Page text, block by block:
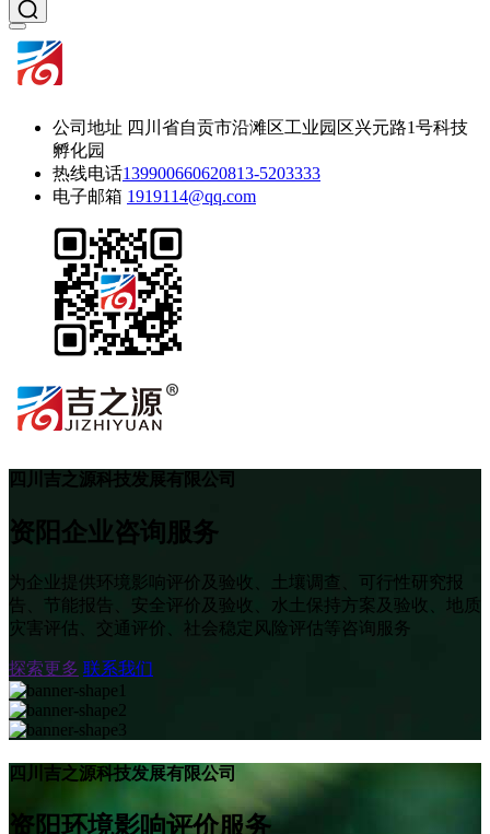
公司地址 四川省自贡市沿滩区工业园区兴元路1号科技
孵化园
热线电话139900660620813-5203333
电子邮箱 1919114@qq.com
四川吉之源科技发展有限公司
资阳企业咨询服务
为企业提供环境影响评价及验收、土壤调查、可行性研究报
告、节能报告、安全评价及验收、水土保持方案及验收、地质
灾害评估、交通评价、社会稳定风险评估等咨询服务
探索更多 联系我们
四川吉之源科技发展有限公司
资阳环境影响评价服务